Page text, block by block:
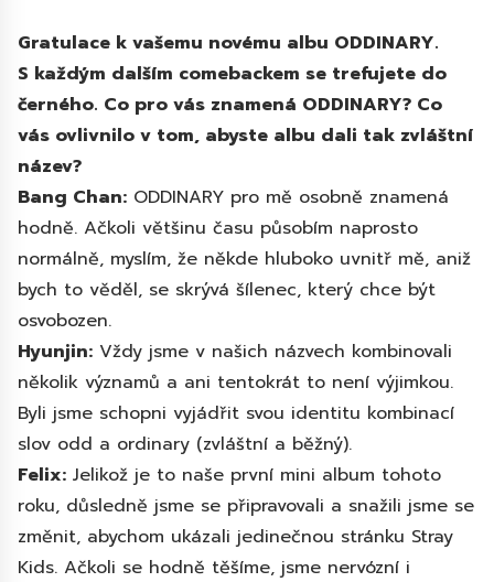
Gratulace k vašemu novému albu ODDINARY.
S každým dalším comebackem se trefujete do
černého. Co pro vás znamená ODDINARY? Co
vás ovlivnilo v tom, abyste albu dali tak zvláštní
název?
Bang Chan: ODDINARY pro mě osobně znamená
hodně. Ačkoli většinu času působím naprosto
normálně, myslím, že někde hluboko uvnitř mě, aniž
bych to věděl, se skrývá šílenec, který chce být
osvobozen.
Hyunjin: Vždy jsme v našich názvech kombinovali
několik významů a ani tentokrát to není výjimkou.
Byli jsme schopni vyjádřit svou identitu kombinací
slov odd a ordinary (zvláštní a běžný).
Felix: Jelikož je to naše první mini album tohoto
roku, důsledně jsme se připravovali a snažili jsme se
změnit, abychom ukázali jedinečnou stránku Stray
Kids. Ačkoli se hodně těšíme, jsme nervózní i